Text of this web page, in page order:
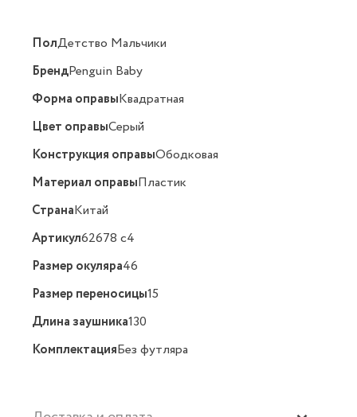
ПолДетство Мальчики
БрендPenguin Baby
Форма оправыКвадратная
Цвет оправыСерый
Конструкция оправыОбодковая
Материал оправыПластик
СтранаКитай
Артикул62678 c4
Размер окуляра46
Размер переносицы15
Длина заушника130
КомплектацияБез футляра